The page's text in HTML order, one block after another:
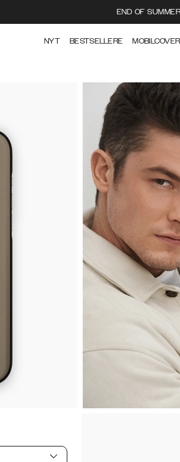
END OF
NYT BESTSELLERE